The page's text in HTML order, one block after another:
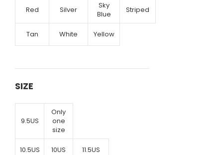
Red Silver
Sky
Blue
Striped
Tan White Yellow
SIZE
9.5US
Only
one
size
10.5US 10US 11.5US